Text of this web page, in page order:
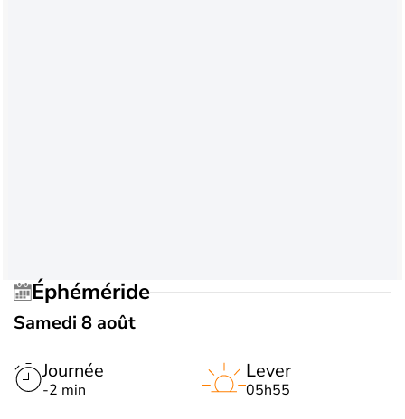
Éphéméride
Samedi 8 août
Journée
-2 min
Lever
05h55